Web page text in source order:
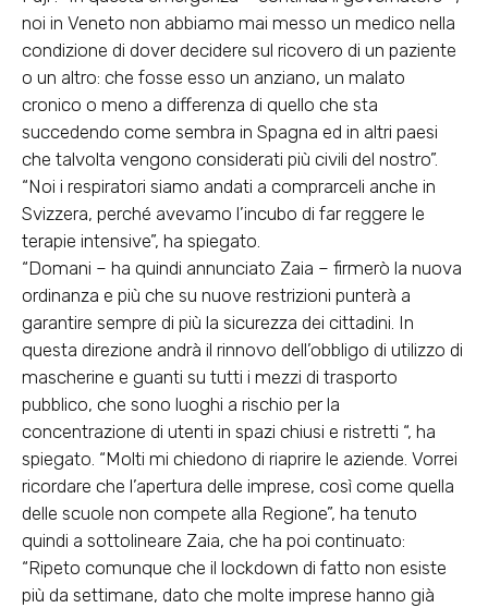
noi in Veneto non abbiamo mai messo un medico nella
condizione di dover decidere sul ricovero di un paziente
o un altro: che fosse esso un anziano, un malato
cronico o meno a differenza di quello che sta
succedendo come sembra in Spagna ed in altri paesi
che talvolta vengono considerati più civili del nostro”.
“Noi i respiratori siamo andati a comprarceli anche in
Svizzera, perché avevamo l’incubo di far reggere le
terapie intensive”, ha spiegato.
“Domani – ha quindi annunciato Zaia – firmerò la nuova
ordinanza e più che su nuove restrizioni punterà a
garantire sempre di più la sicurezza dei cittadini. In
questa direzione andrà il rinnovo dell’obbligo di utilizzo di
mascherine e guanti su tutti i mezzi di trasporto
pubblico, che sono luoghi a rischio per la
concentrazione di utenti in spazi chiusi e ristretti “, ha
spiegato. “Molti mi chiedono di riaprire le aziende. Vorrei
ricordare che l’apertura delle imprese, così come quella
delle scuole non compete alla Regione”, ha tenuto
quindi a sottolineare Zaia, che ha poi continuato:
“Ripeto comunque che il lockdown di fatto non esiste
più da settimane, dato che molte imprese hanno già